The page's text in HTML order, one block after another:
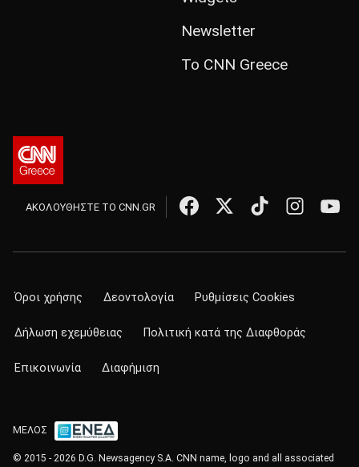
Newsletter
Το CNN Greece
ΑΚΟΛΟΥΘΗΣΤΕ ΤΟ CNN.GR
Όροι χρήσης Δεοντολογία Ρυθμίσεις Cookies
Δήλωση εχεμύθειας Πολιτική κατά της Διαφθοράς
Επικοινωνία Διαφήμιση
ΜΕΛΟΣ
© 2015 - 2026 D.G. Newsagency S.A. CNN name, logo and all associated